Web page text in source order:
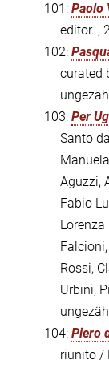
101: Paolo
editor. ,
102:
curated
103: Per
Santo
Aguzzi,
Fabio
Rossi,
Urbini,
104: Piero
riunito /